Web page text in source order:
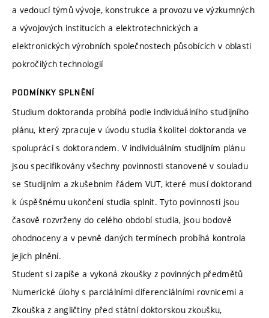
a vedoucí týmů vývoje, konstrukce a provozu ve výzkumných
a vývojových institucích a elektrotechnických a
elektronických výrobních společnostech působících v oblasti
pokročilých technologií
PODMÍNKY SPLNĚNÍ
Studium doktoranda probíhá podle individuálního studijního
plánu, který zpracuje v úvodu studia školitel doktoranda ve
spolupráci s doktorandem. V individuálním studijním plánu
jsou specifikovány všechny povinnosti stanovené v souladu
se Studijním a zkušebním řádem VUT, které musí doktorand
k úspěšnému ukončení studia splnit. Tyto povinnosti jsou
časově rozvrženy do celého období studia, jsou bodově
ohodnoceny a v pevně daných termínech probíhá kontrola
jejich plnění.
Student si zapíše a vykoná zkoušky z povinných předmětů
Numerické úlohy s parciálními diferenciálními rovnicemi a
Zkouška z angličtiny před státní doktorskou zkoušku,